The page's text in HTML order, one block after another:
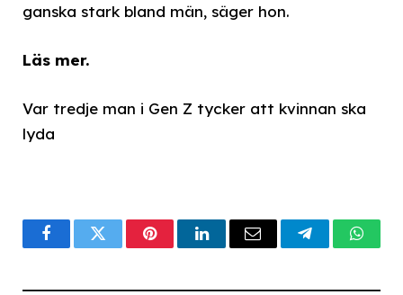
ganska stark bland män, säger hon.
Läs mer.
Var tredje man i Gen Z tycker att kvinnan ska
lyda
FacebookTwitterPinterestLinkedInEmail Telegram